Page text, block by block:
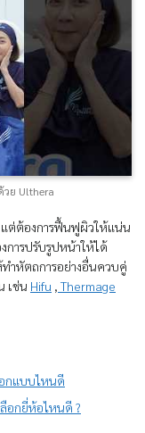
ย Ulthera
แต่ต้องการฟื้นฟูผิวให้แน่น
การปรับรูปหน้าให้ได้
ำหัตถการอย่างอื่นควบคู่
เช่น Hifu , Thermage
อกแบบไหนดี
ลือกยี่ห้อไหนดี ?